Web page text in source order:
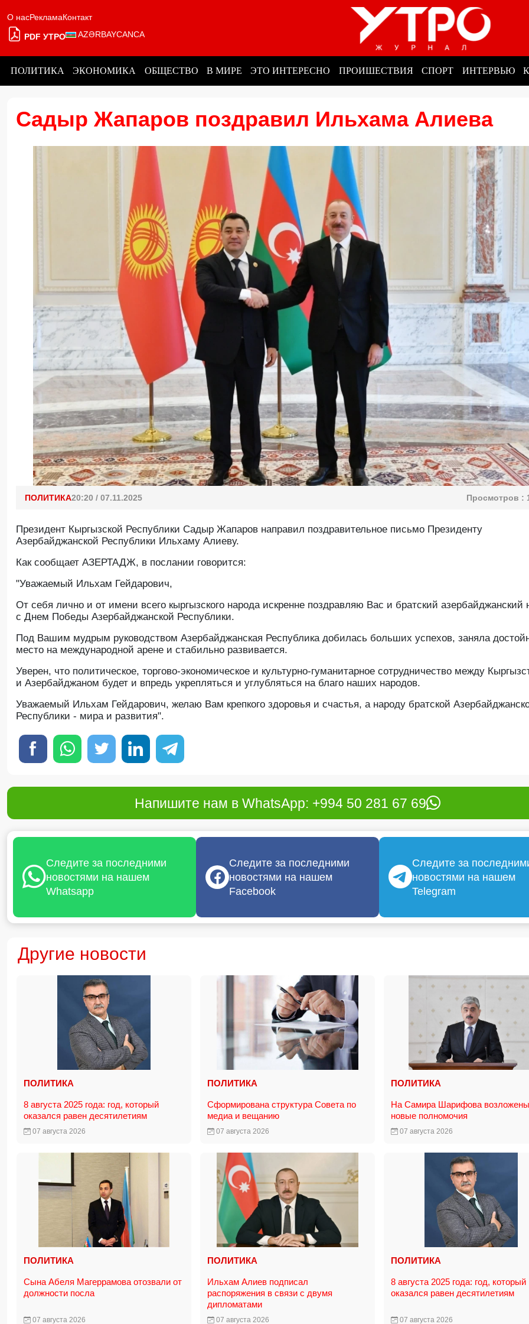
О насРекламаКонтакт
PDF УТРО AZƏRBAYCANCA
ПОЛИТИКА ЭКОНОМИКА ОБЩЕСТВО В МИРЕ ЭТО ИНТЕРЕСНО ПРОИШЕСТВИЯ СПОРТ ИНТЕРВЬЮ
Садыр Жапаров поздравил Ильхама Алиева
ПОЛИТИКА20:20 / 07.11.2025 Просмотров :
Президент Кыргызской Республики Садыр Жапаров направил поздравительное письмо Президенту
Азербайджанской Республики Ильхаму Алиеву.
Как сообщает АЗЕРТАДЖ, в послании говорится:
"Уважаемый Ильхам Гейдарович,
От себя лично и от имени всего кыргызского народа искренне поздравляю Вас и братский азербайджанский
с Днем Победы Азербайджанской Республики.
Под Вашим мудрым руководством Азербайджанская Республика добилась больших успехов, заняла
место на международной арене и стабильно развивается.
Уверен, что политическое, торгово-экономическое и культурно-гуманитарное сотрудничество между
и Азербайджаном будет и впредь укрепляться и углубляться на благо наших народов.
Уважаемый Ильхам Гейдарович, желаю Вам крепкого здоровья и счастья, а народу братской
Республики - мира и развития".
Напишите нам в WhatsApp: +994 50 281 67 69
Следите за последними
новостями на нашем
Whatsapp
Следите за последними
новостями на нашем
Facebook
Следите за
новостями на нашем
Telegram
Другие новости
ПОЛИТИКА
8 августа 2025 года: год, который
оказался равен десятилетиям
07 августа 2026
ПОЛИТИКА
Сформирована структура Совета по
медиа и вещанию
07 августа 2026
ПОЛИТИКА
На Самира Шарифова возложены
новые полномочия
07 августа 2026
ПОЛИТИКА
Сына Абеля Магеррамова отозвали от
должности посла
07 августа 2026
ПОЛИТИКА
Ильхам Алиев подписал
распоряжения в связи с двумя
дипломатами
07 августа 2026
ПОЛИТИКА
8 августа 2025 года: год, который
оказался равен десятилетиям
07 августа 2026